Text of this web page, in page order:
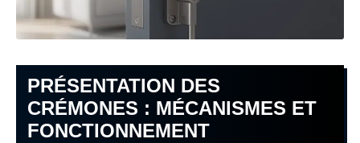
PRÉSENTATION DES
CRÉMONES : MÉCANISMES ET
FONCTIONNEMENT